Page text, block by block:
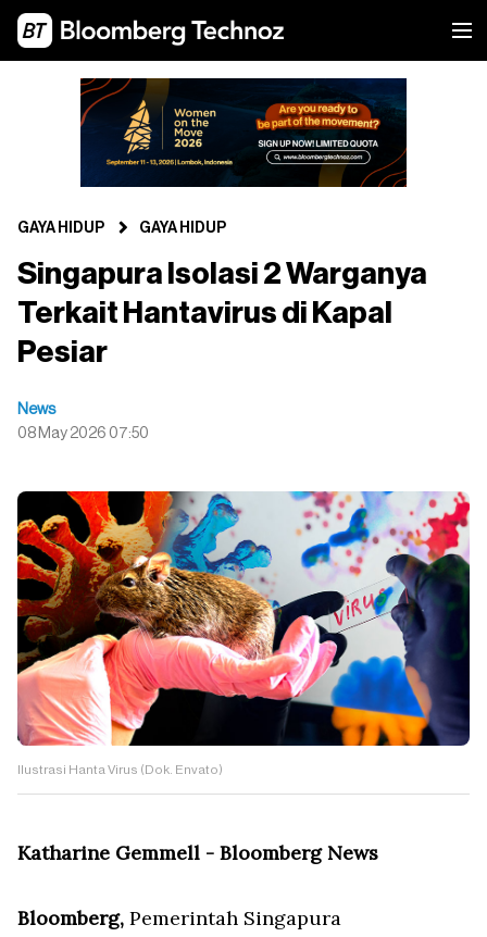
GAYA HIDUP GAYA HIDUP
Singapura Isolasi 2 Warganya
Terkait Hantavirus di Kapal
Pesiar
News
08 May 2026 07:50
Ilustrasi Hanta Virus (Dok. Envato)
Katharine Gemmell - Bloomberg News
Bloomberg, Pemerintah Singapura